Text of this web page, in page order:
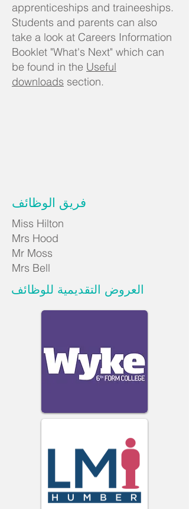
apprenticeships and traineeships.
Students and parents can also
take a look at Careers Information
Booklet "What's Next" which can
be found in the Useful
downloads section.
فريق الوظائف
Miss Hilton
Mrs Hood
Mr Moss
Mrs Bell
العروض التقديمية للوظائف